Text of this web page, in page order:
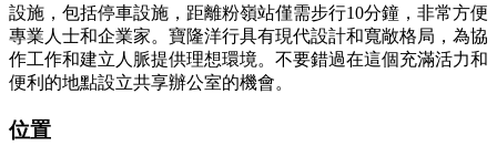
設施，包括停車設施，距離粉嶺站僅需步行10分鐘，非常方便
專業人士和企業家。寶隆洋行具有現代設計和寬敞格局，為協
作工作和建立人脈提供理想環境。不要錯過在這個充滿活力和
便利的地點設立共享辦公室的機會。
位置